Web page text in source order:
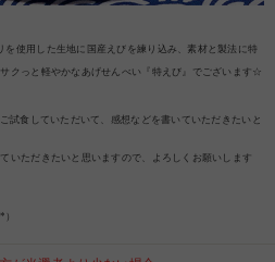
使用した生地に国産えびを練り込み、素材と製法に特
クっと軽やかなあげせんべい『特えび』でございます☆
試食していただいて、感想などを書いていただきたいと
いただきたいと思いますので、よろしくお願いします